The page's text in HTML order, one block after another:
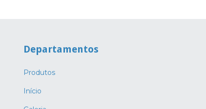
Departamentos
Produtos
Início